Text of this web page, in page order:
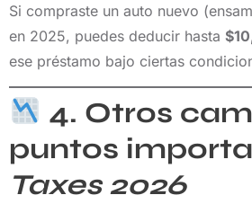
Si compraste un auto nuevo
en 2025, puedes deducir hasta
ese préstamo bajo ciertas
4. Otros
puntos
Taxes 2026